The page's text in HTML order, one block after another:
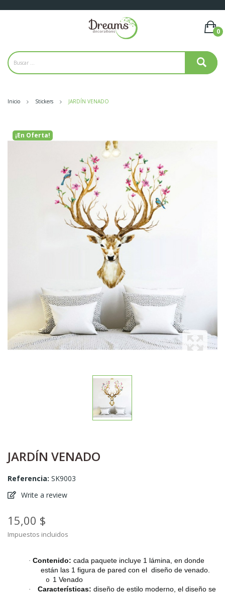
0
Inicio Stickers JARDÍN VENADO
¡En Oferta!
JARDÍN VENADO
Referencia: SK9003
Write a review
15,00 $
Impuestos incluidos
· Contenido: cada paquete incluye 1 lámina, en donde
están las 1 figura de pared con el diseño de venado.
o 1 Venado
· Características: diseño de estilo moderno, el diseño se